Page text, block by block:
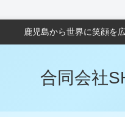
鹿児島から世界に笑顔を
合同会社